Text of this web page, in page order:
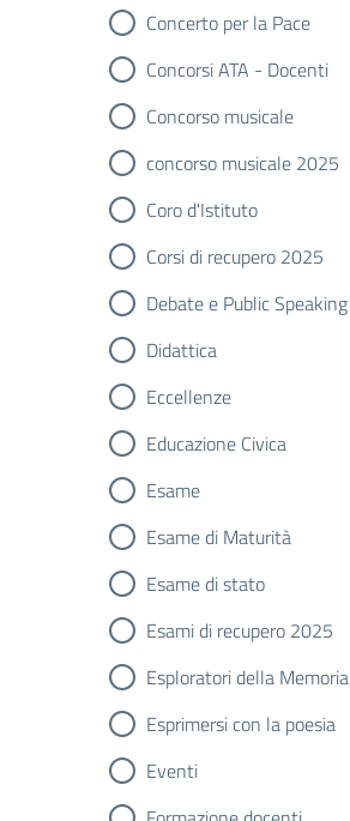
Concerto per la Pace
Concorsi ATA - Docenti
Concorso musicale
concorso musicale 2025
Coro d'Istituto
Corsi di recupero 2025
Debate e Public Speaking
Didattica
Eccellenze
Educazione Civica
Esame
Esame di Maturità
Esame di stato
Esami di recupero 2025
Esploratori della Memoria
Esprimersi con la poesia
Eventi